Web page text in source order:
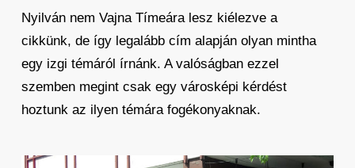
Nyilván nem Vajna Tímeára lesz kiélezve a
cikkünk, de így legalább cím alapján olyan mintha
egy izgi témáról írnánk. A valóságban ezzel
szemben megint csak egy városképi kérdést
hoztunk az ilyen témára fogékonyaknak.